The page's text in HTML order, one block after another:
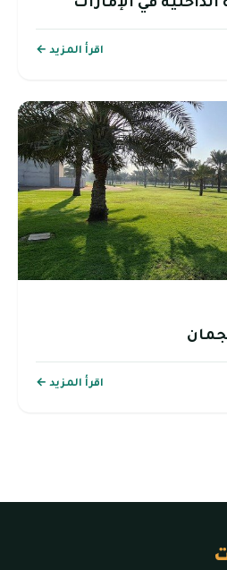
في الإمارات
اقرأ المزيد ←
اقرأ المزيد ←